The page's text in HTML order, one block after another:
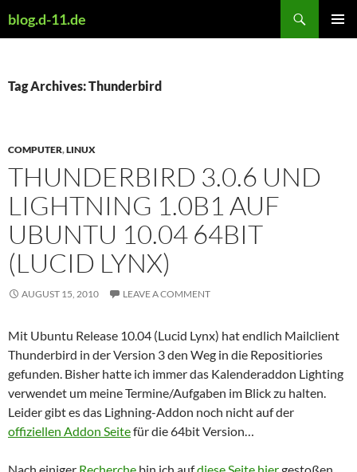
toblog.d-11.de
Tag Archives: Thunderbird
COMPUTER,LINUX
THUNDERBIRD 3.0.6 UND
LIGHTNING 1.0B1 AUF
UBUNTU 10.04 64BIT
(LUCID LYNX)
AUGUST 15, 2010 LEAVE A COMMENT
Mit Ubuntu Release 10.04 (Lucid Lynx) hat endlich Mailclient
Thunderbird in der Version 3 den Weg in die Repositiories
gefunden. Bisher hatte ich immer das Kalenderaddon Lighting
verwendet um meine Termine/Aufgaben im Blick zu halten.
Leider gibt es das Lighning-Addon noch nicht auf der
offiziellen Addon Seitefür die 64bit Version…